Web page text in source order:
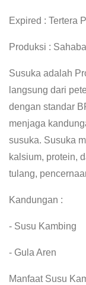
Expired : Tertera
Produksi :
Susuka adalah
langsung dari
dengan standar
menjaga
susuka. Susuka
kalsium, protein,
tulang,
Kandungan :
- Susu Kambing
- Gula Aren
Manfaat Susu